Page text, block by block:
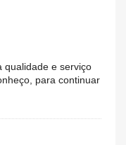
qualidade e serviço
para continuar